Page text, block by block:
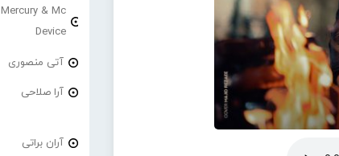
Mercury & Mc
Device
آتی منصوری
آرا صلاحی
آران براتی